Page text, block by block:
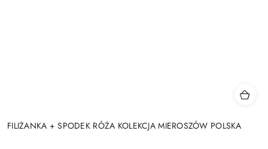
FILIŻANKA + SPODEK RÓŻA KOLEKCJA MIEROSZÓW POLSKA